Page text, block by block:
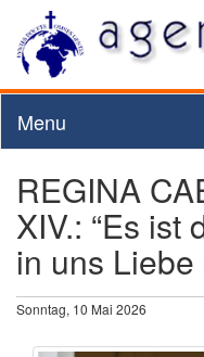
Menu
REGINA
XIV.: “Es ist
in uns Liebe
Sonntag, 10 Mai 2026